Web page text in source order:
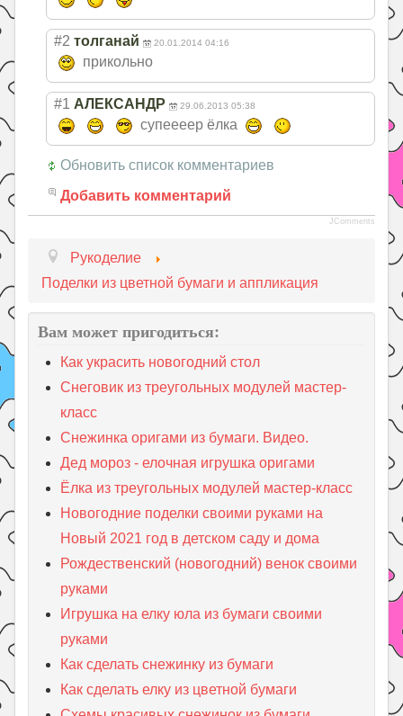
#2 толганай 20.01.2014 04:16
прикольно
#1 АЛЕКСАНДР 29.06.2013 05:38
супеееер ёлка
Обновить список комментариев
Добавить комментарий
JComments
Рукоделие
Поделки из цветной бумаги и аппликация
Вам может пригодиться:
Как украсить новогодний стол
Снеговик из треугольных модулей мастер-
класс
Снежинка оригами из бумаги. Видео.
Дед мороз - елочная игрушка оригами
Ёлка из треугольных модулей мастер-класс
Новогодние поделки своими руками на
Новый 2021 год в детском саду и дома
Рождественский (новогодний) венок своими
руками
Игрушка на елку юла из бумаги своими
руками
Как сделать снежинку из бумаги
Как сделать елку из цветной бумаги